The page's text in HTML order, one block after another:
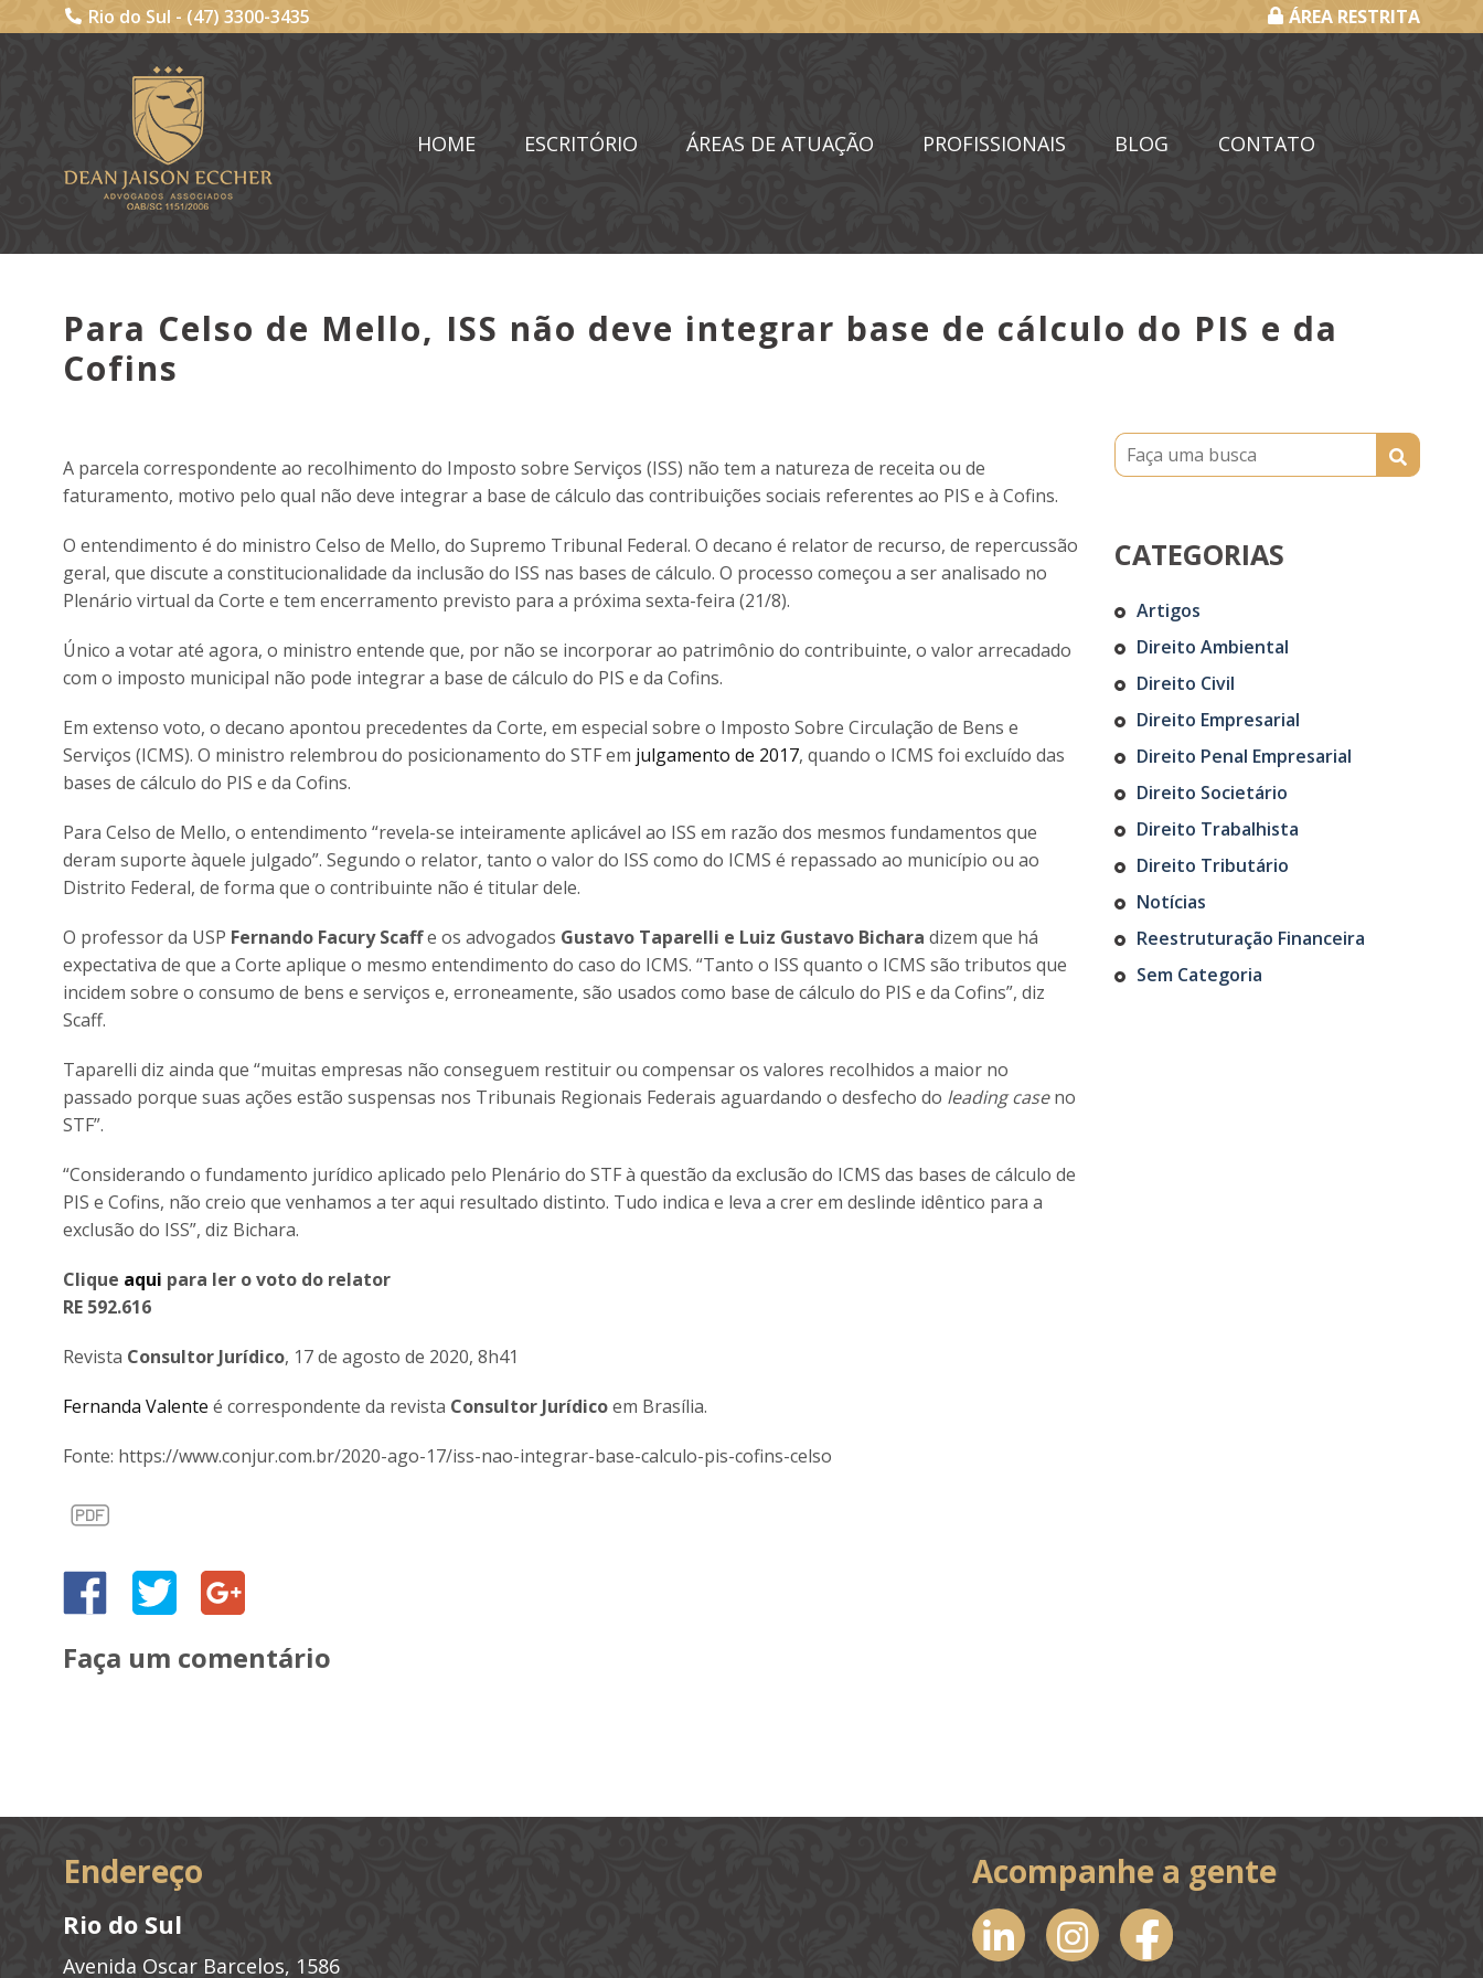
Rio do Sul - (47) 3300-3435 ÁREA RESTRITA
HOME ESCRITÓRIO ÁREAS DE ATUAÇÃO PROFISSIONAIS BLOG CONTATO
Para Celso de Mello, ISS não deve integrar base de cálculo do PIS e da
Cofins
A parcela correspondente ao recolhimento do Imposto sobre Serviços (ISS) não tem a natureza de receita ou de
faturamento, motivo pelo qual não deve integrar a base de cálculo das contribuições sociais referentes ao PIS e à Cofins.
O entendimento é do ministro Celso de Mello, do Supremo Tribunal Federal. O decano é relator de recurso, de repercussão
geral, que discute a constitucionalidade da inclusão do ISS nas bases de cálculo. O processo começou a ser analisado no
Plenário virtual da Corte e tem encerramento previsto para a próxima sexta-feira (21/8).
Único a votar até agora, o ministro entende que, por não se incorporar ao patrimônio do contribuinte, o valor arrecadado
com o imposto municipal não pode integrar a base de cálculo do PIS e da Cofins.
Em extenso voto, o decano apontou precedentes da Corte, em especial sobre o Imposto Sobre Circulação de Bens e
Serviços (ICMS). O ministro relembrou do posicionamento do STF em julgamento de 2017, quando o ICMS foi excluído das
bases de cálculo do PIS e da Cofins.
Para Celso de Mello, o entendimento “revela-se inteiramente aplicável ao ISS em razão dos mesmos fundamentos que
deram suporte àquele julgado”. Segundo o relator, tanto o valor do ISS como do ICMS é repassado ao município ou ao
Distrito Federal, de forma que o contribuinte não é titular dele.
O professor da USP Fernando Facury Scaffe os advogados Gustavo Taparelli e Luiz Gustavo Bichara dizem que há
expectativa de que a Corte aplique o mesmo entendimento do caso do ICMS. “Tanto o ISS quanto o ICMS são tributos que
incidem sobre o consumo de bens e serviços e, erroneamente, são usados como base de cálculo do PIS e da Cofins”, diz
Scaff.
Taparelli diz ainda que “muitas empresas não conseguem restituir ou compensar os valores recolhidos a maior no
passado porque suas ações estão suspensas nos Tribunais Regionais Federais aguardando o desfecho do leading caseno
STF”.
“Considerando o fundamento jurídico aplicado pelo Plenário do STF à questão da exclusão do ICMS das bases de cálculo de
PIS e Cofins, não creio que venhamos a ter aqui resultado distinto. Tudo indica e leva a crer em deslinde idêntico para a
exclusão do ISS”, diz Bichara.
Clique aqui para ler o voto do relator
RE 592.616
Revista Consultor Jurídico, 17 de agosto de 2020, 8h41
Fernanda Valente é correspondente da revista Consultor Jurídicoem Brasília.
Fonte: https://www.conjur.com.br/2020-ago-17/iss-nao-integrar-base-calculo-pis-cofins-celso
Faça um comentário
CATEGORIAS
Artigos
Direito Ambiental
Direito Civil
Direito Empresarial
Direito Penal Empresarial
Direito Societário
Direito Trabalhista
Direito Tributário
Notícias
Reestruturação Financeira
Sem Categoria
Endereço
Rio do Sul
Avenida Oscar Barcelos, 1586
Acompanhe a gente